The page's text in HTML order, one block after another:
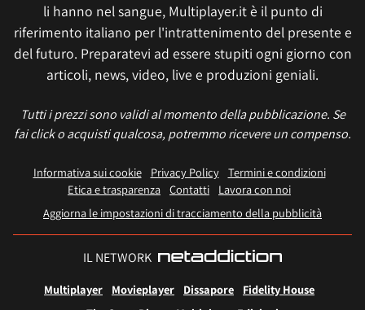
li hanno nel sangue, Multiplayer.it è il punto di
riferimento italiano per l'intrattenimento del presente e
del futuro. Preparatevi ad essere stupiti ogni giorno con
articoli, news, video, live e produzioni geniali.
Tutti i prezzi sono validi al momento della pubblicazione. Se
fai click o acquisti qualcosa, potremmo ricevere un compenso.
Informativa sui cookie Privacy Policy
Termini e condizioni
Etica e trasparenza Contatti
Lavora con noi
Aggiorna le impostazioni di tracciamento della pubblicità
IL NETWORK
Multiplayer Movieplayer Dissapore
Fidelity House